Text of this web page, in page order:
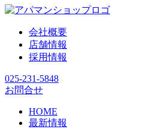
会社概要
店舗情報
採用情報
025-231-5848
お問合せ
HOME
最新情報